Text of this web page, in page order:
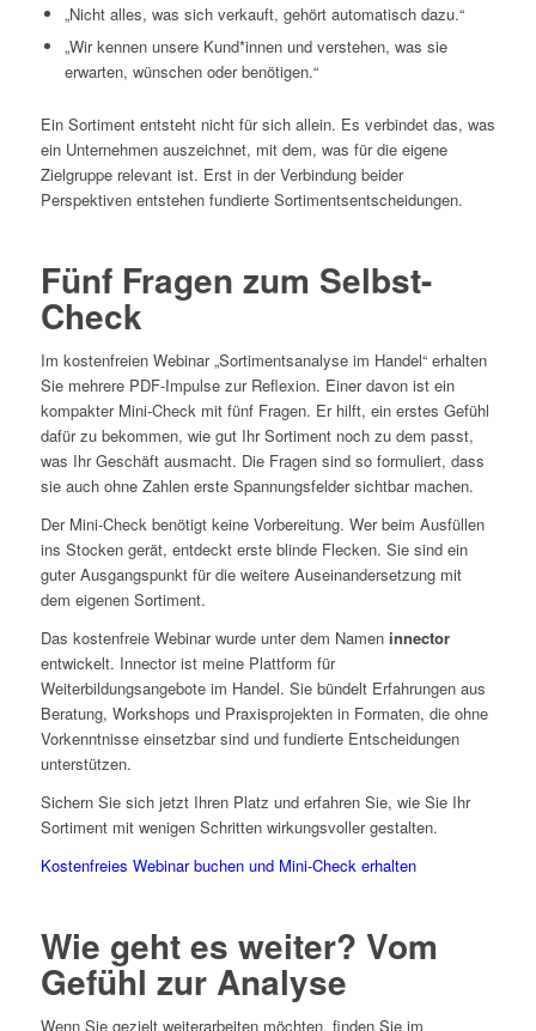
„Nicht alles, was sich verkauft, gehört automatisch dazu.“
„Wir kennen unsere Kund*innen und verstehen, was sie
erwarten, wünschen oder benötigen.“
Ein Sortiment entsteht nicht für sich allein. Es verbindet das, was
ein Unternehmen auszeichnet, mit dem, was für die eigene
Zielgruppe relevant ist. Erst in der Verbindung beider
Perspektiven entstehen fundierte Sortimentsentscheidungen.
Fünf Fragen zum Selbst-
Check
Im kostenfreien Webinar „Sortimentsanalyse im Handel“ erhalten
Sie mehrere PDF-Impulse zur Reflexion. Einer davon ist ein
kompakter Mini-Check mit fünf Fragen. Er hilft, ein erstes Gefühl
dafür zu bekommen, wie gut Ihr Sortiment noch zu dem passt,
was Ihr Geschäft ausmacht. Die Fragen sind so formuliert, dass
sie auch ohne Zahlen erste Spannungsfelder sichtbar machen.
Der Mini-Check benötigt keine Vorbereitung. Wer beim Ausfüllen
ins Stocken gerät, entdeckt erste blinde Flecken. Sie sind ein
guter Ausgangspunkt für die weitere Auseinandersetzung mit
dem eigenen Sortiment.
Das kostenfreie Webinar wurde unter dem Namen innector
entwickelt. Innector ist meine Plattform für
Weiterbildungsangebote im Handel. Sie bündelt Erfahrungen aus
Beratung, Workshops und Praxisprojekten in Formaten, die ohne
Vorkenntnisse einsetzbar sind und fundierte Entscheidungen
unterstützen.
Sichern Sie sich jetzt Ihren Platz und erfahren Sie, wie Sie Ihr
Sortiment mit wenigen Schritten wirkungsvoller gestalten.
Kostenfreies Webinar buchen und Mini-Check erhalten
Wie geht es weiter? Vom
Gefühl zur Analyse
Wenn Sie gezielt weiterarbeiten möchten, finden Sie im